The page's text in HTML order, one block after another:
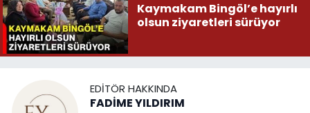
Kaymakam Bingöl’e hayırlı
olsun ziyaretleri sürüyor
EDITÖR HAKKINDA
FADİME YILDIRIM